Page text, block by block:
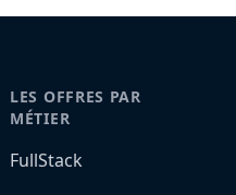
LES OFFRES PAR
MÉTIER
FullStack